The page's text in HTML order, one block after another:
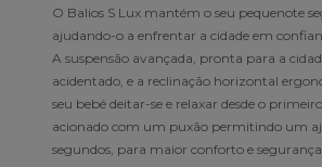
O Balios S Lux mantém o seu pequenote
ajudando-o a enfrentar a cidade em
A suspensão avançada, pronta para a
acidentado, e a reclinação horizontal
seu bebé deitar-se e relaxar desde o
acionado com um puxão permitindo um
segundos, para maior conforto e